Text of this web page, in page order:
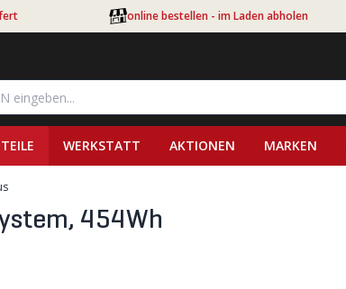
online bestellen - im Laden abholen
WERKSTATT AKTIONEN MARKEN
454Wh